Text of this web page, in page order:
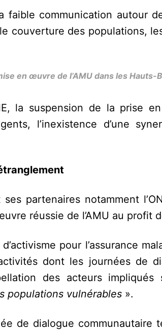
communication autour
couverture des populations,
en œuvre de l’AMU dans les Hauts-
la suspension de la prise
l’inexistence d’une
partenaires notamment
réussie de l’AMU au profit
pour l’assurance
dont les journées de
des acteurs
populations vulnérables ».
de dialogue communautaire